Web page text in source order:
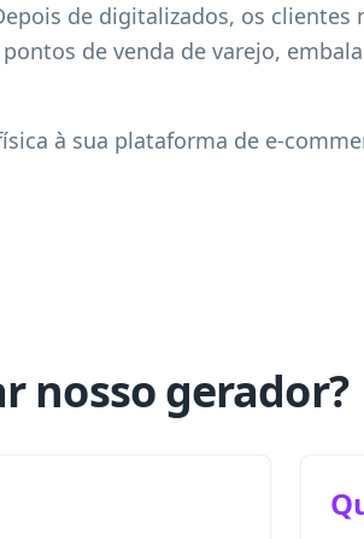
de digitalizados, os
de venda de varejo,
à sua plataforma de e-
nosso gerador?